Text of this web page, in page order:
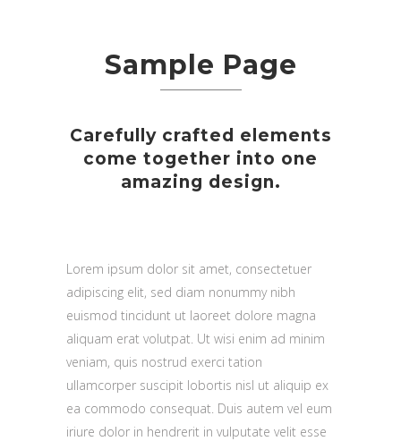
Sample Page
Carefully crafted elements
come together into one
amazing design.
Lorem ipsum dolor sit amet, consectetuer
adipiscing elit, sed diam nonummy nibh
euismod tincidunt ut laoreet dolore magna
aliquam erat volutpat. Ut wisi enim ad minim
veniam, quis nostrud exerci tation
ullamcorper suscipit lobortis nisl ut aliquip ex
ea commodo consequat. Duis autem vel eum
iriure dolor in hendrerit in vulputate velit esse